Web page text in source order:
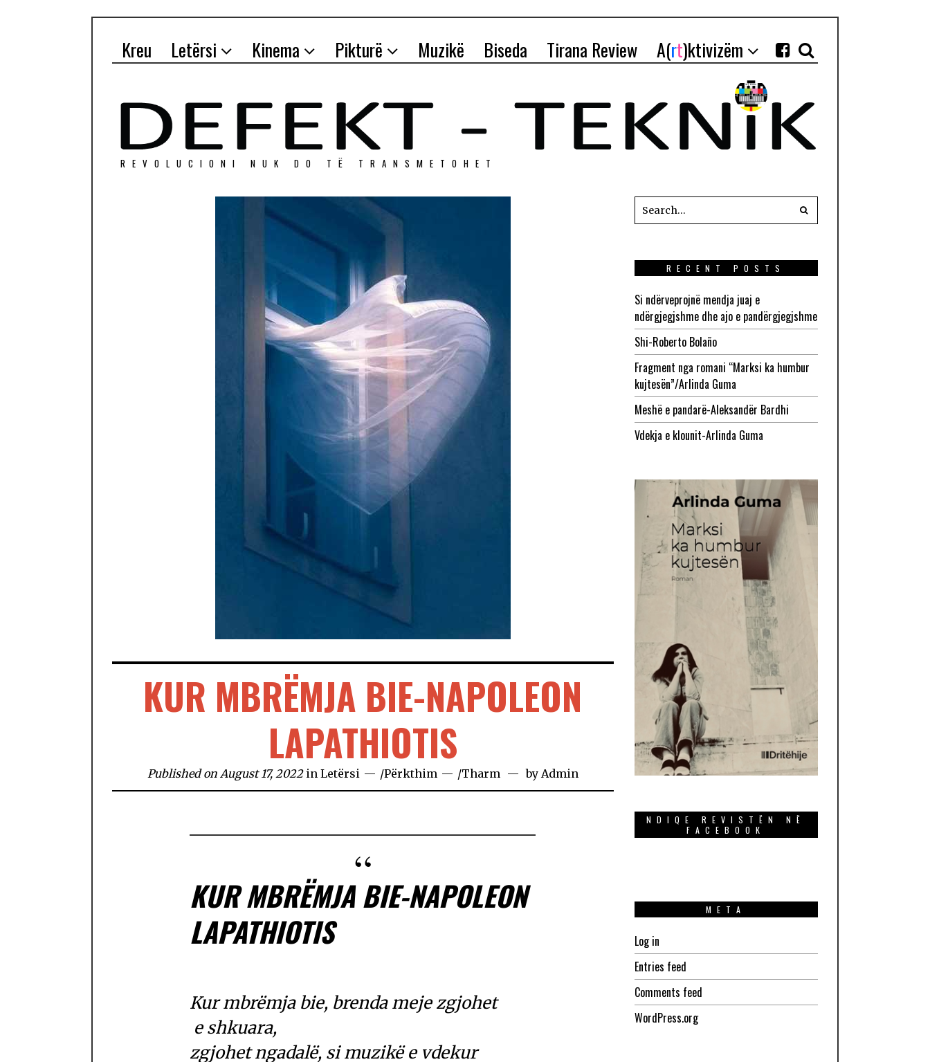
Kreu Letërsi Kinema Pikturë Muzikë Biseda Tirana Review A(rt)ktivizëm
REVOLUCIONI NUK DO TЁ TRANSMETOHET
KUR MBRËMJA BIE-NAPOLEON
LAPATHIOTIS
Published on August 17, 2022 in Letërsi /Përkthim /Tharm by Admin
KUR MBRËMJA BIE-NAPOLEON
LAPATHIOTIS
Kur mbrëmja bie, brenda meje zgjohet
e shkuara,
zgjohet ngadalë, si muzikë e vdekur
RECENT POSTS
Si ndërveprojnë mendja juaj e
ndërgjegjshme dhe ajo e pandërgjegjshme
Shi-Roberto Bolaño
Fragment nga romani “Marksi ka humbur
kujtesën”/Arlinda Guma
Meshë e pandarë-Aleksandër Bardhi
Vdekja e klounit-Arlinda Guma
NDIQE REVISTËN NË
FACEBOOK
META
Log in
Entries feed
Comments feed
WordPress.org